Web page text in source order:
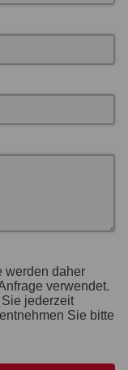
werden daher
verwendet.
jederzeit
Sie bitte